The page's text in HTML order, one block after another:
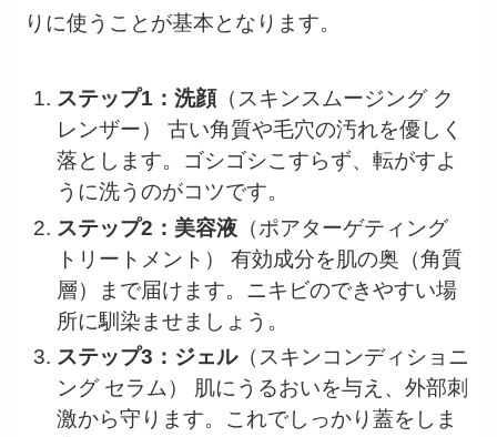
りに使うことが基本となります。
ステップ1：洗顔（スキンスムージング ク
レンザー） 古い角質や毛穴の汚れを優しく
落とします。ゴシゴシこすらず、転がすよ
うに洗うのがコツです。
ステップ2：美容液（ポアターゲティング
トリートメント） 有効成分を肌の奥（角質
層）まで届けます。ニキビのできやすい場
所に馴染ませましょう。
ステップ3：ジェル（スキンコンディショニ
ング セラム） 肌にうるおいを与え、外部刺
激から守ります。これでしっかり蓋をしま